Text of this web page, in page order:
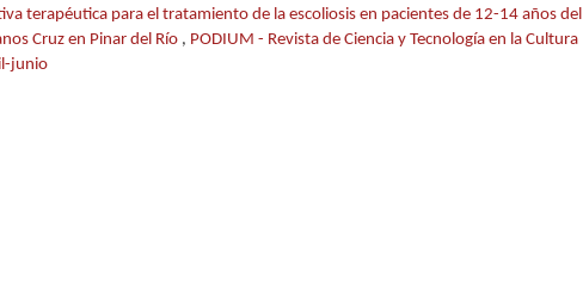
terapéutica para el tratamiento de la escoliosis en pacientes de 12-14 años del
Cruz en Pinar del Río , PODIUM - Revista de Ciencia y Tecnología en la Cultura
junio